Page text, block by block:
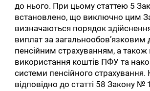
Пошук за запитом:
до нього. При цьому статтею 5
встановлено, що виключно цим
визначаються порядок
виплат за
пенсійним страхуванням, а
використання коштів ПФУ та
системи пенсійного страхування.
відповідно до статті 58 Закону